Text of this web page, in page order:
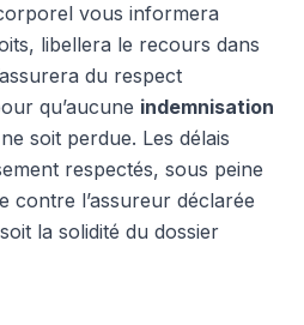
vous informera
libellera le recours dans
du respect
qu’aucune indemnisation
ne soit perdue. Les délais
respectés, sous peine
contre l’assureur déclarée
la solidité du dossier